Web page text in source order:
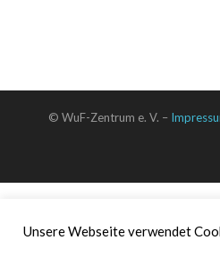
© WuF-Zentrum e. V. –
Unsere Webseite verwendet